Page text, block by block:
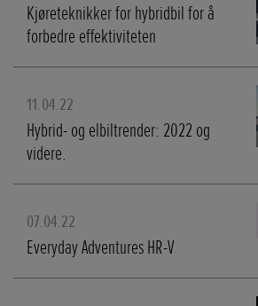
Kjøreteknikker for hybridbil for å
forbedre effektiviteten
11.04.22
Hybrid- og elbiltrender: 2022 og
videre.
07.04.22
Everyday Adventures HR-V